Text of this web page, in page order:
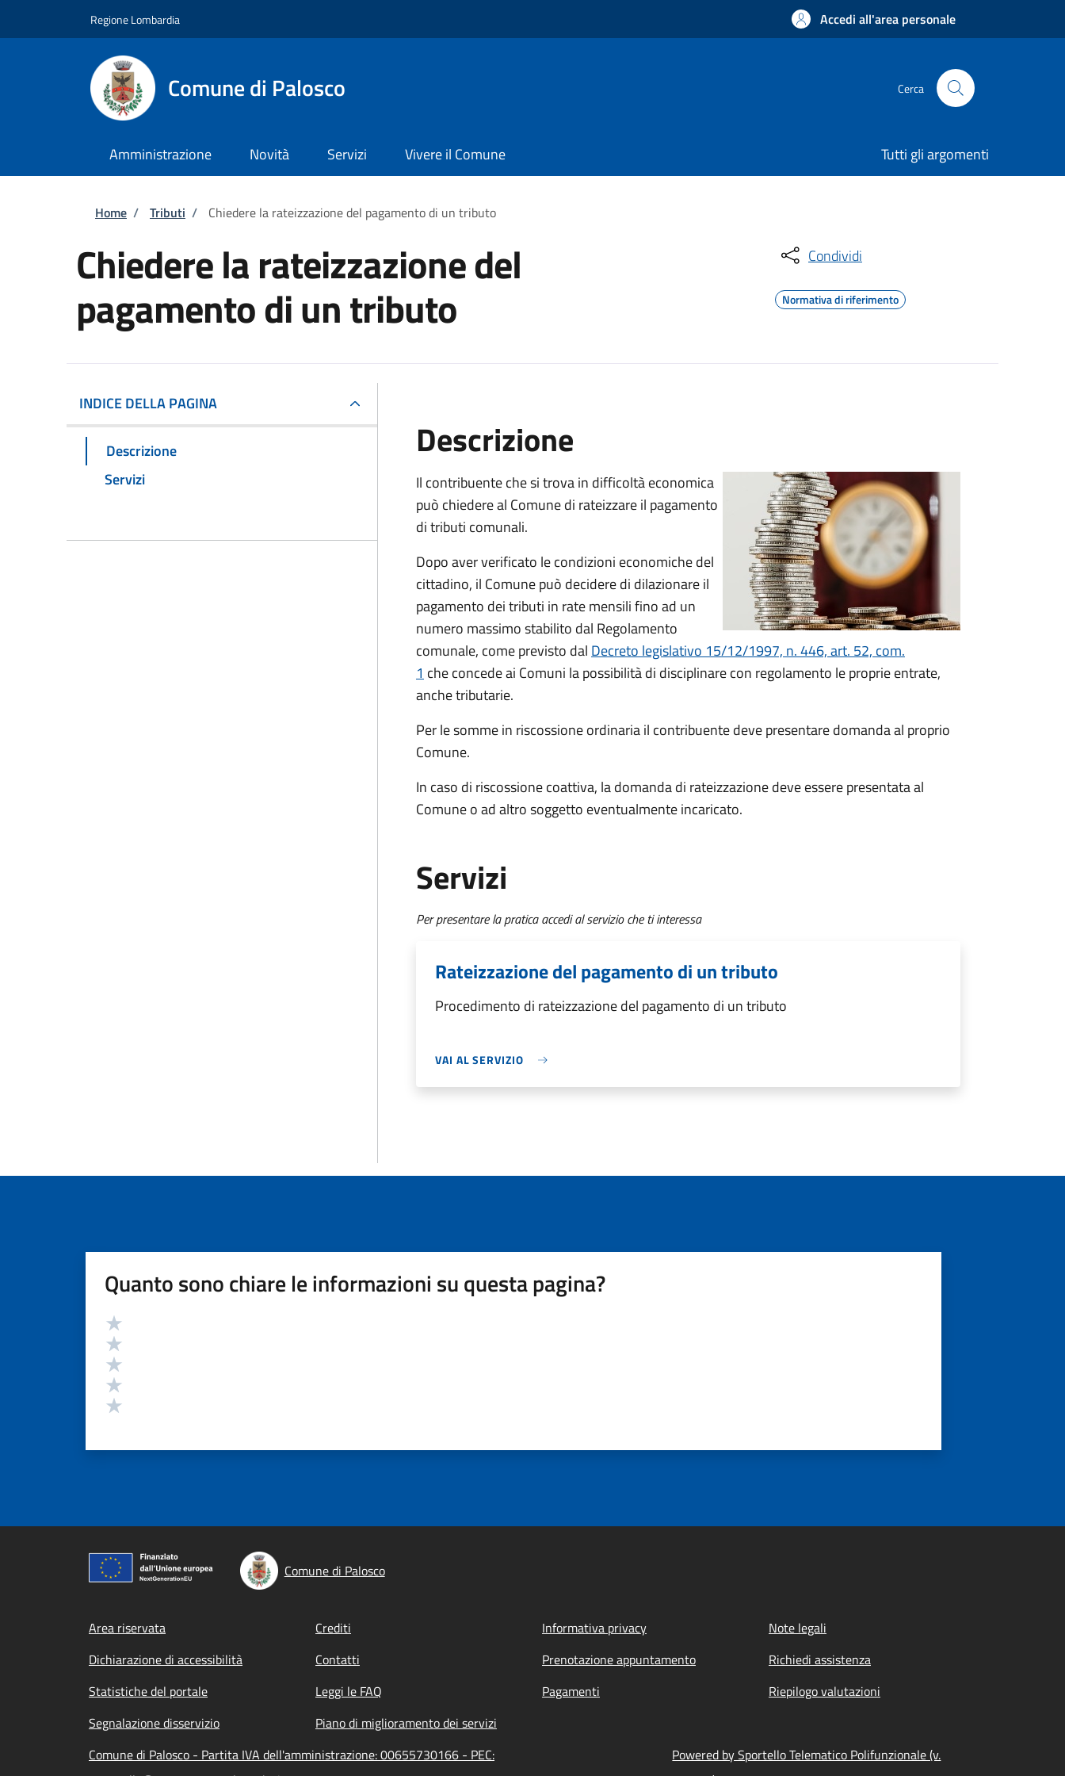
Regione Lombardia Accedi all'area personale
Comune di Palosco Cerca
Amministrazione Novità Servizi Vivere il Comune Tutti gli argomenti
Briciole di pane
Home / Tributi / Chiedere la rateizzazione del pagamento di un tributo
Chiedere la rateizzazione del
pagamento di un tributo
Condividi
Normativa di riferimento
INDICE DELLA PAGINA
Descrizione
Servizi
Descrizione
Il contribuente che si trova in difficoltà economica
può chiedere al Comune di rateizzare il pagamento
di tributi comunali.
Dopo aver verificato le condizioni economiche del
cittadino, il Comune può decidere di dilazionare il
pagamento dei tributi in rate mensili fino ad un
numero massimo stabilito dal Regolamento
comunale, come previsto dal Decreto legislativo 15/12/1997, n. 446, art. 52, com.
1 che concede ai Comuni la possibilità di disciplinare con regolamento le proprie entrate,
anche tributarie.
Per le somme in riscossione ordinaria il contribuente deve presentare domanda al proprio
Comune.
In caso di riscossione coattiva, la domanda di rateizzazione deve essere presentata al
Comune o ad altro soggetto eventualmente incaricato.
Servizi
Per presentare la pratica accedi al servizio che ti interessa
Rateizzazione del pagamento di un tributo
Procedimento di rateizzazione del pagamento di un tributo
VAI AL SERVIZIO
Quanto sono chiare le informazioni su questa pagina?
Valutazione
Comune di Palosco
Footer menu
Area riservata Crediti Informativa privacy
Note legali
Dichiarazione di accessibilità
Contatti Prenotazione appuntamento
Richiedi assistenza
Statistiche del portale
Leggi le FAQ Pagamenti
Riepilogo valutazioni
Segnalazione disservizio
Piano di miglioramento dei servizi
Comune di Palosco - Partita IVA dell'amministrazione: 00655730166 - PEC:
Powered by Sportello Telematico Polifunzionale (v.